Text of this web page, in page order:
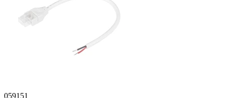
059151